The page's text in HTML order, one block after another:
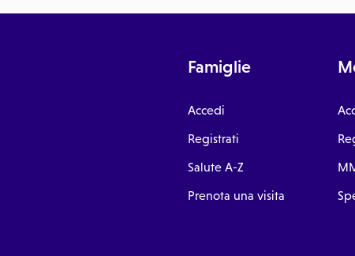
Famiglie
Accedi
Registrati
Salute A-Z
Prenota una visita